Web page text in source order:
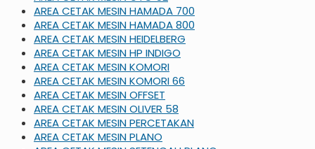
AREA CETAK MESIN HAMADA 700
AREA CETAK MESIN HAMADA 800
AREA CETAK MESIN HEIDELBERG
AREA CETAK MESIN HP INDIGO
AREA CETAK MESIN KOMORI
AREA CETAK MESIN KOMORI 66
AREA CETAK MESIN OFFSET
AREA CETAK MESIN OLIVER 58
AREA CETAK MESIN PERCETAKAN
AREA CETAK MESIN PLANO